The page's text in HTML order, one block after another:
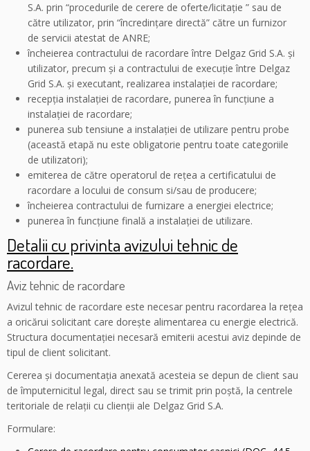
S.A. prin “procedurile de cerere de oferte/licitaţie ” sau de
către utilizator, prin “încredinţare directă” către un furnizor
de servicii atestat de ANRE;
încheierea contractului de racordare între Delgaz Grid S.A. şi
utilizator, precum şi a contractului de execuţie între Delgaz
Grid S.A. şi executant, realizarea instalaţiei de racordare;
recepţia instalaţiei de racordare, punerea în funcţiune a
instalaţiei de racordare;
punerea sub tensiune a instalaţiei de utilizare pentru probe
(această etapă nu este obligatorie pentru toate categoriile
de utilizatori);
emiterea de către operatorul de reţea a certificatului de
racordare a locului de consum si/sau de producere;
încheierea contractului de furnizare a energiei electrice;
punerea în funcţiune finală a instalaţiei de utilizare.
Detalii cu privinta avizului tehnic de
racordare.
Aviz tehnic de racordare
Avizul tehnic de racordare este necesar pentru racordarea la reţea
a oricărui solicitant care doreşte alimentarea cu energie electrică.
Structura documentaţiei necesară emiterii acestui aviz depinde de
tipul de client solicitant.
Cererea şi documentaţia anexată acesteia se depun de client sau
de împuternicitul legal, direct sau se trimit prin poştă, la centrele
teritoriale de relaţii cu clienţii ale Delgaz Grid S.A.
Formulare: